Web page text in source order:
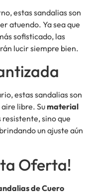
estas sandalias son
atuendo. Ya sea que
sofisticado, las
lucir siempre bien.
estas sandalias son
libre. Sumaterial
sino que
un ajuste aún
Oferta!
de Cuero